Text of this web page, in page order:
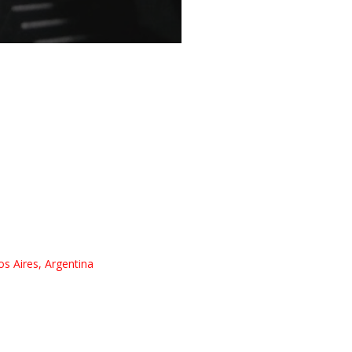
Aires, Argentina